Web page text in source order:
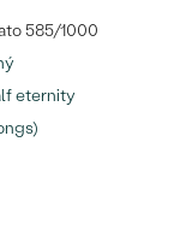
585/1000
eternity